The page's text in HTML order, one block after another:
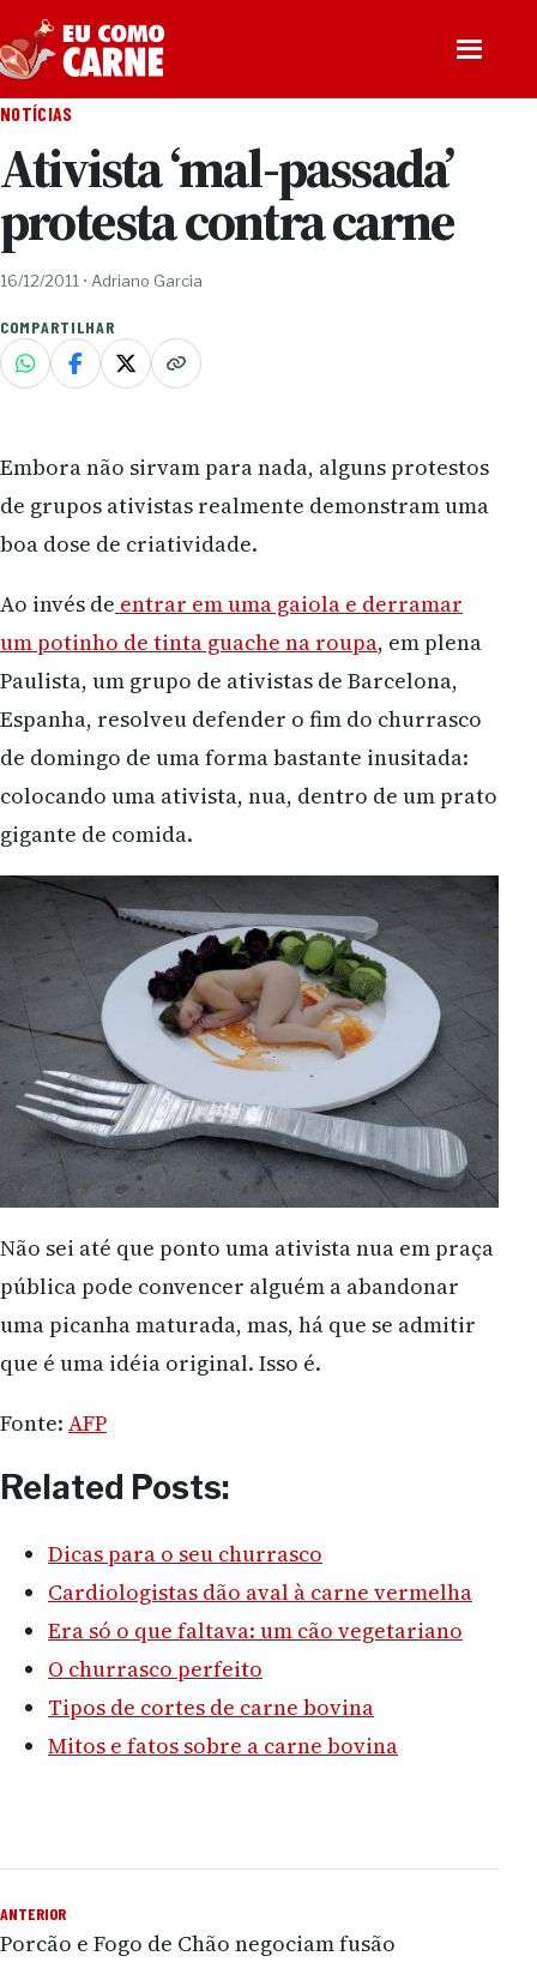
Abrir menu
NOTÍCIAS
Ativista ‘mal-passada’
protesta contra carne
16/12/2011 • Adriano Garcia
COMPARTILHAR
Embora não sirvam para nada, alguns protestos
de grupos ativistas realmente demonstram uma
boa dose de criatividade.
Ao invés de entrar em uma gaiola e derramar
um potinho de tinta guache na roupa, em plena
Paulista, um grupo de ativistas de Barcelona,
Espanha, resolveu defender o fim do churrasco
de domingo de uma forma bastante inusitada:
colocando uma ativista, nua, dentro de um prato
gigante de comida.
Não sei até que ponto uma ativista nua em praça
pública pode convencer alguém a abandonar
uma picanha maturada, mas, há que se admitir
que é uma idéia original. Isso é.
Fonte: AFP
Related Posts:
Dicas para o seu churrasco
Cardiologistas dão aval à carne vermelha
Era só o que faltava: um cão vegetariano
O churrasco perfeito
Tipos de cortes de carne bovina
Mitos e fatos sobre a carne bovina
Navegação de Post
ANTERIOR
Porcão e Fogo de Chão negociam fusão